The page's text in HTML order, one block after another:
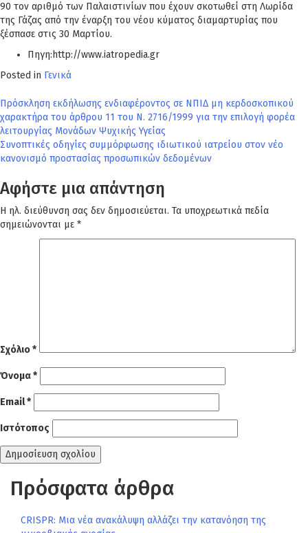
90 τον αριθμό των Παλαιστινίων που έχουν σκοτωθεί στη Λωρίδα
της Γάζας από την έναρξη του νέου κύματος διαμαρτυρίας που
ξέσπασε στις 30 Μαρτίου.
Πηγη:http://www.iatropedia.gr
Posted in Γενικά
Πλοήγηση
άρθρων
Πρόσκληση εκδήλωσης ενδιαφέροντος σε ΝΠΙΔ μη κερδοσκοπικού
χαρακτήρα του άρθρου 11 του Ν. 2716/1999 για την επιλογή φορέα
λειτουργίας Μονάδων Ψυχικής Υγείας
Συνοπτικές οδηγίες συμμόρφωσης ιδιωτικού ιατρείου στον νέο
κανονισμό προστασίας προσωπικών δεδομένων
Αφήστε μια απάντηση
Η ηλ. διεύθυνση σας δεν δημοσιεύεται. Τα υποχρεωτικά πεδία
σημειώνονται με *
Σχόλιο*
Όνομα*
Email*
Ιστότοπος
Πρόσφατα άρθρα
CRISPR: Μια νέα ανακάλυψη αλλάζει την κατανόηση της